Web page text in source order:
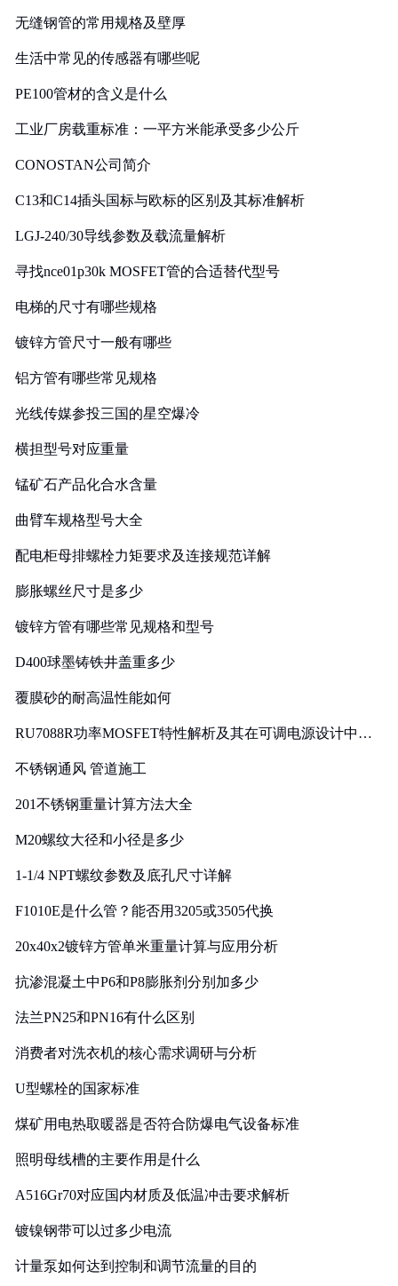
无缝钢管的常用规格及壁厚
生活中常见的传感器有哪些呢
PE100管材的含义是什么
工业厂房载重标准：一平方米能承受多少公斤
CONOSTAN公司简介
C13和C14插头国标与欧标的区别及其标准解析
LGJ-240/30导线参数及载流量解析
寻找nce01p30k MOSFET管的合适替代型号
电梯的尺寸有哪些规格
镀锌方管尺寸一般有哪些
铝方管有哪些常见规格
光线传媒参投三国的星空爆冷
横担型号对应重量
锰矿石产品化合水含量
曲臂车规格型号大全
配电柜母排螺栓力矩要求及连接规范详解
膨胀螺丝尺寸是多少
镀锌方管有哪些常见规格和型号
D400球墨铸铁井盖重多少
覆膜砂的耐高温性能如何
RU7088R功率MOSFET特性解析及其在可调电源设计中的
不锈钢通风 管道施工
201不锈钢重量计算方法大全
M20螺纹大径和小径是多少
1-1/4 NPT螺纹参数及底孔尺寸详解
F1010E是什么管？能否用3205或3505代换
20x40x2镀锌方管单米重量计算与应用分析
抗渗混凝土中P6和P8膨胀剂分别加多少
法兰PN25和PN16有什么区别
消费者对洗衣机的核心需求调研与分析
U型螺栓的国家标准
煤矿用电热取暖器是否符合防爆电气设备标准
照明母线槽的主要作用是什么
A516Gr70对应国内材质及低温冲击要求解析
镀镍钢带可以过多少电流
计量泵如何达到控制和调节流量的目的